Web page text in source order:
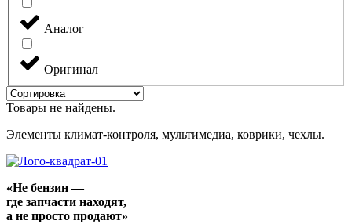
Аналог
Оригинал
Товары не найдены.
Элементы климат-контроля, мультимедиа, коврики, чехлы.
«Не бензин —
где запчасти находят,
а не просто продают»